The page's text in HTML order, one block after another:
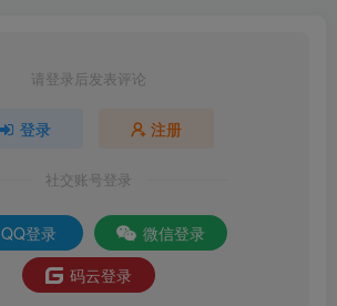
请登录后发表评论
登录 注册
社交账号登录
QQ登录
微信登录
码云登录